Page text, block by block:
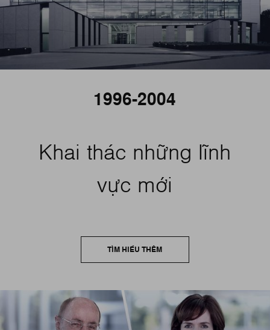
1996-2004
Khai thác những lĩnh
vực mới
TÌM HIỂU THÊM